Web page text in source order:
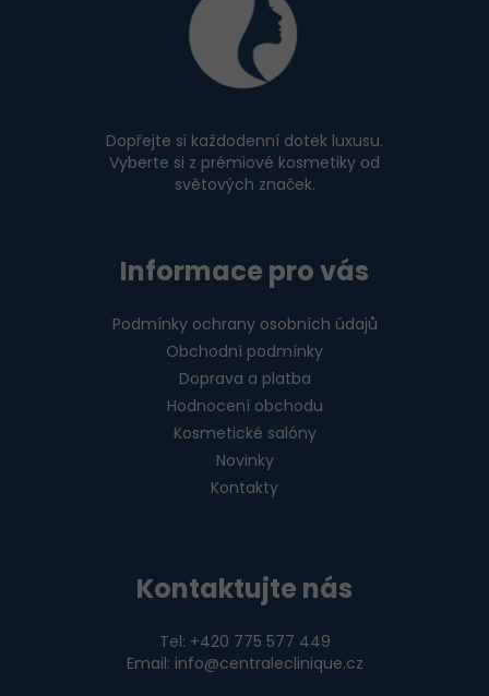
Dopřejte si každodenní dotek luxusu.
Vyberte si z prémiové kosmetiky od
světových značek.
Informace pro vás
Podmínky ochrany osobních údajů
Obchodní podmínky
Doprava a platba
Hodnocení obchodu
Kosmetické salóny
Novinky
Kontakty
Kontaktujte nás
Tel: +420 775 577 449
Email: info@centraleclinique.cz